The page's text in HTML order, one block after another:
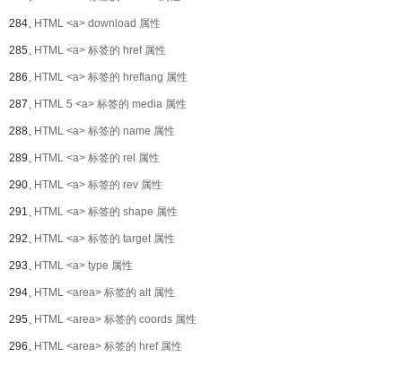
284、HTML <a> download 属性
285、HTML <a> 标签的 href 属性
286、HTML <a> 标签的 hreflang 属性
287、HTML 5 <a> 标签的 media 属性
288、HTML <a> 标签的 name 属性
289、HTML <a> 标签的 rel 属性
290、HTML <a> 标签的 rev 属性
291、HTML <a> 标签的 shape 属性
292、HTML <a> 标签的 target 属性
293、HTML <a> type 属性
294、HTML <area> 标签的 alt 属性
295、HTML <area> 标签的 coords 属性
296、HTML <area> 标签的 href 属性